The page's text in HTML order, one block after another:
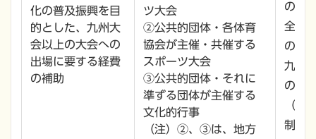
化の普及振興を目
的とした、九州大
会以上の大会への
出場に要する経費
の補助
ツ大会
②公共的団体・各体育
協会が主催・共催する
スポーツ大会
③公共的団体・それに
準ずる団体が主催する
文化的行事
（注）②、③は、地方
の80
全国
の70
九州
の60
（注
制限